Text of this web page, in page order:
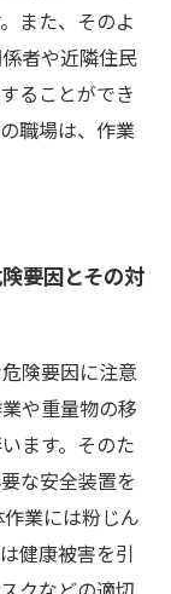
また、そのよ
者や近隣住民
ることができ
職場は、作業
要因とその対
険要因に注意
や重量物の移
ます。そのた
な安全装置を
業には粉じん
健康被害を引